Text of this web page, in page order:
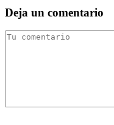
Deja un comentario